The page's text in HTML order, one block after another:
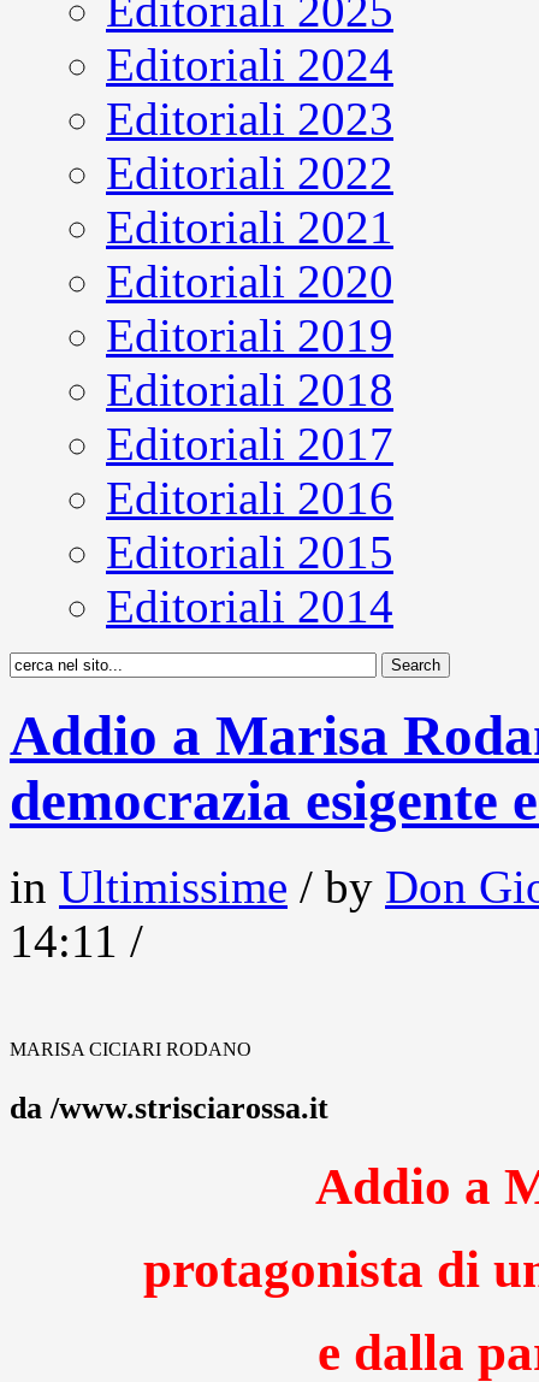
Editoriali 2024
Editoriali 2023
Editoriali 2022
Editoriali 2021
Editoriali 2020
Editoriali 2019
Editoriali 2018
Editoriali 2017
Editoriali 2016
Editoriali 2015
Editoriali 2014
Addio a Marisa
democrazia esigente
in Ultimissime / by Don
14:11 /
MARISA CICIARI RODANO
da /www.strisciarossa.it
Addio a
protagonista di
e dalla